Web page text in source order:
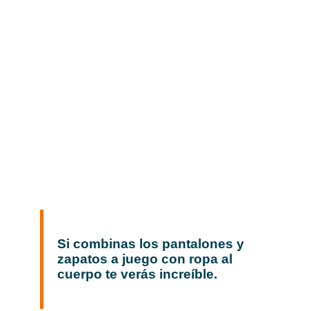
Si combinas los pantalones y
zapatos a juego con ropa al
cuerpo te verás increíble.